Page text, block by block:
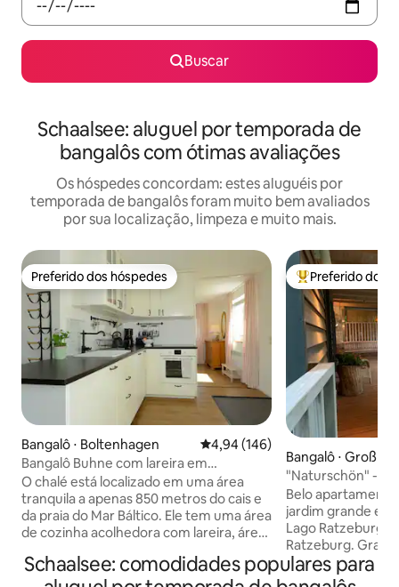
Buscar
Schaalsee: aluguel por temporada de
bangalôs com ótimas avaliações
Os hóspedes concordam: estes aluguéis por
temporada de bangalôs foram muito bem avaliados
por sua localização, limpeza e muito mais.
Preferido dos hóspedes
Preferido dos hóspedes
Bangalô ⋅ Boltenhagen 4,94 de uma avaliação média de
4,94 (146)
Bangalô Buhne com lareira em
Boltenhagen
O chalé está localizado em uma área
tranquila a apenas 850 metros do cais e
da praia do Mar Báltico. Ele tem uma área
de cozinha acolhedora com lareira, área
chuveiro/WC, dois terraços, Wi-Fi
gratuito, máquina de lavar e
Entre os
Preferido dos
Bangalô ⋅ Groß
"Naturschön" -
Belo
jardim grande e
Lago Ratzeburg
Ratzeburg.
de balanço e
confortáveis em
Schaalsee: comodidades populares para